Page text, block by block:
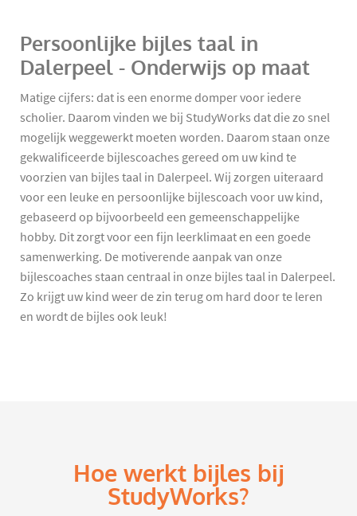
Persoonlijke bijles taal in
Dalerpeel - Onderwijs op maat
Matige cijfers: dat is een enorme domper voor iedere
scholier. Daarom vinden we bij StudyWorks dat die zo snel
mogelijk weggewerkt moeten worden. Daarom staan onze
gekwalificeerde bijlescoaches gereed om uw kind te
voorzien van bijles taal in Dalerpeel. Wij zorgen uiteraard
voor een leuke en persoonlijke bijlescoach voor uw kind,
gebaseerd op bijvoorbeeld een gemeenschappelijke
hobby. Dit zorgt voor een fijn leerklimaat en een goede
samenwerking. De motiverende aanpak van onze
bijlescoaches staan centraal in onze bijles taal in Dalerpeel.
Zo krijgt uw kind weer de zin terug om hard door te leren
en wordt de bijles ook leuk!
Hoe werkt bijles bij
StudyWorks?